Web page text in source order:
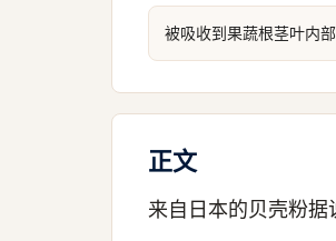
被吸收到果蔬根茎叶内
正文
来自日本的贝壳粉据